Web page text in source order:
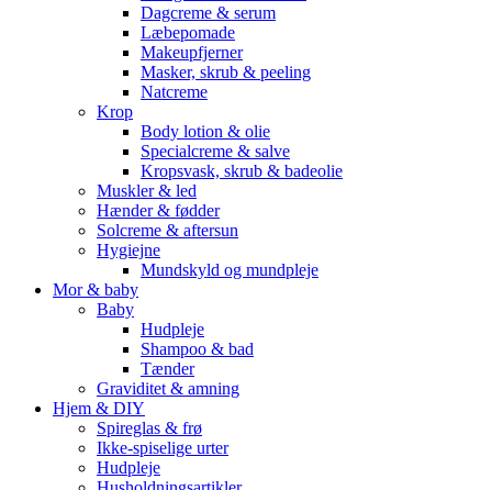
Dagcreme & serum
Læbepomade
Makeupfjerner
Masker, skrub & peeling
Natcreme
Krop
Body lotion & olie
Specialcreme & salve
Kropsvask, skrub & badeolie
Muskler & led
Hænder & fødder
Solcreme & aftersun
Hygiejne
Mundskyld og mundpleje
Mor & baby
Baby
Hudpleje
Shampoo & bad
Tænder
Graviditet & amning
Hjem & DIY
Spireglas & frø
Ikke-spiselige urter
Hudpleje